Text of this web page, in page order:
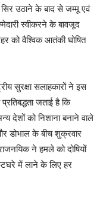
उठाने के बाद से जम्मू एवं
स्वीकरने के बावजूद
को वैश्विक आतंकी घोषित
सुरक्षा सलाहकारों ने इस
जताई है कि
देशों को निशाना बनाने वाले
डोभाल के बीच शुक्रवार
ने हमले को दोषियों
में लाने के लिए हर